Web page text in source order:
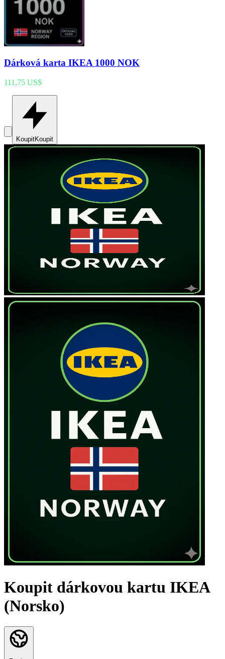
Dárková karta IKEA 1000 NOK
111,75 US$
KoupitKoupit
Koupit dárkovou kartu IKEA
(Norsko)